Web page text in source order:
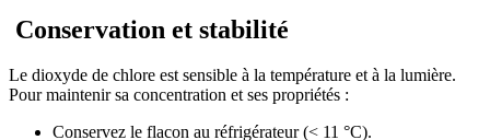
Conservation et stabilité
Le dioxyde de chlore est sensible à la température et à la lumière.
Pour maintenir sa concentration et ses propriétés :
Conservez le flacon au réfrigérateur (< 11 °C).